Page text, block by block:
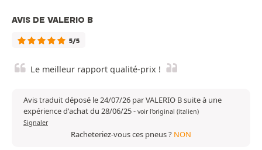
AVIS DE VALERIO B
5/5
Le meilleur rapport qualité-prix !
Avis traduit déposé le 24/07/26 par VALERIO B suite à une
expérience d'achat du 28/06/25- voir l'original (italien)
Signaler
Racheteriez-vous ces pneus ? NON